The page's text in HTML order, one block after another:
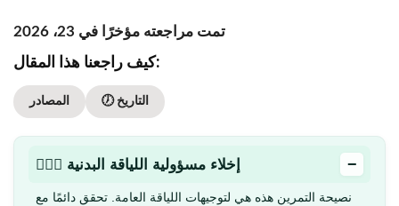
تمت مراجعته مؤخرًا في 23، 2026
كيف راجعنا هذا المقال:
المصادر 🕖 التاريخ
🏋🏻‍♂️ إخلاء مسؤولية اللياقة البدنية −
نصيحة التمرين هذه هي لتوجيهات اللياقة العامة. تحقق دائمًا مع